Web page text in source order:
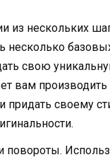
из нескольких
несколько
свою
вам
придать своему
повороты.